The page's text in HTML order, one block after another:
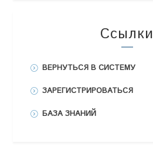
Ссылки
ВЕРНУТЬСЯ В СИСТЕМУ
ЗАРЕГИСТРИРОВАТЬСЯ
БАЗА ЗНАНИЙ